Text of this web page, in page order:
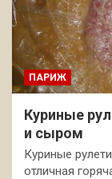
ПАРИЖ
Куриные
и сыром
Куриные
отличная